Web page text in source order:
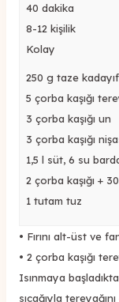
40 dakika
8-12 kişilik
Kolay
250 g taze kadayıf
5 çorba kaşığı
3 çorba kaşığı un
3 çorba kaşığı
1,5 l süt, 6 su
2 çorba kaşığı +
1 tutam tuz
• Fırını alt-üst ve
• 2 çorba kaşığı
Isınmaya
sıcağıyla